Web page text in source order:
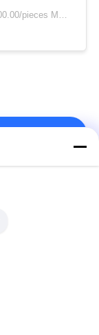
$50.00 - $200.00/pieces MOQ:১ পিসি